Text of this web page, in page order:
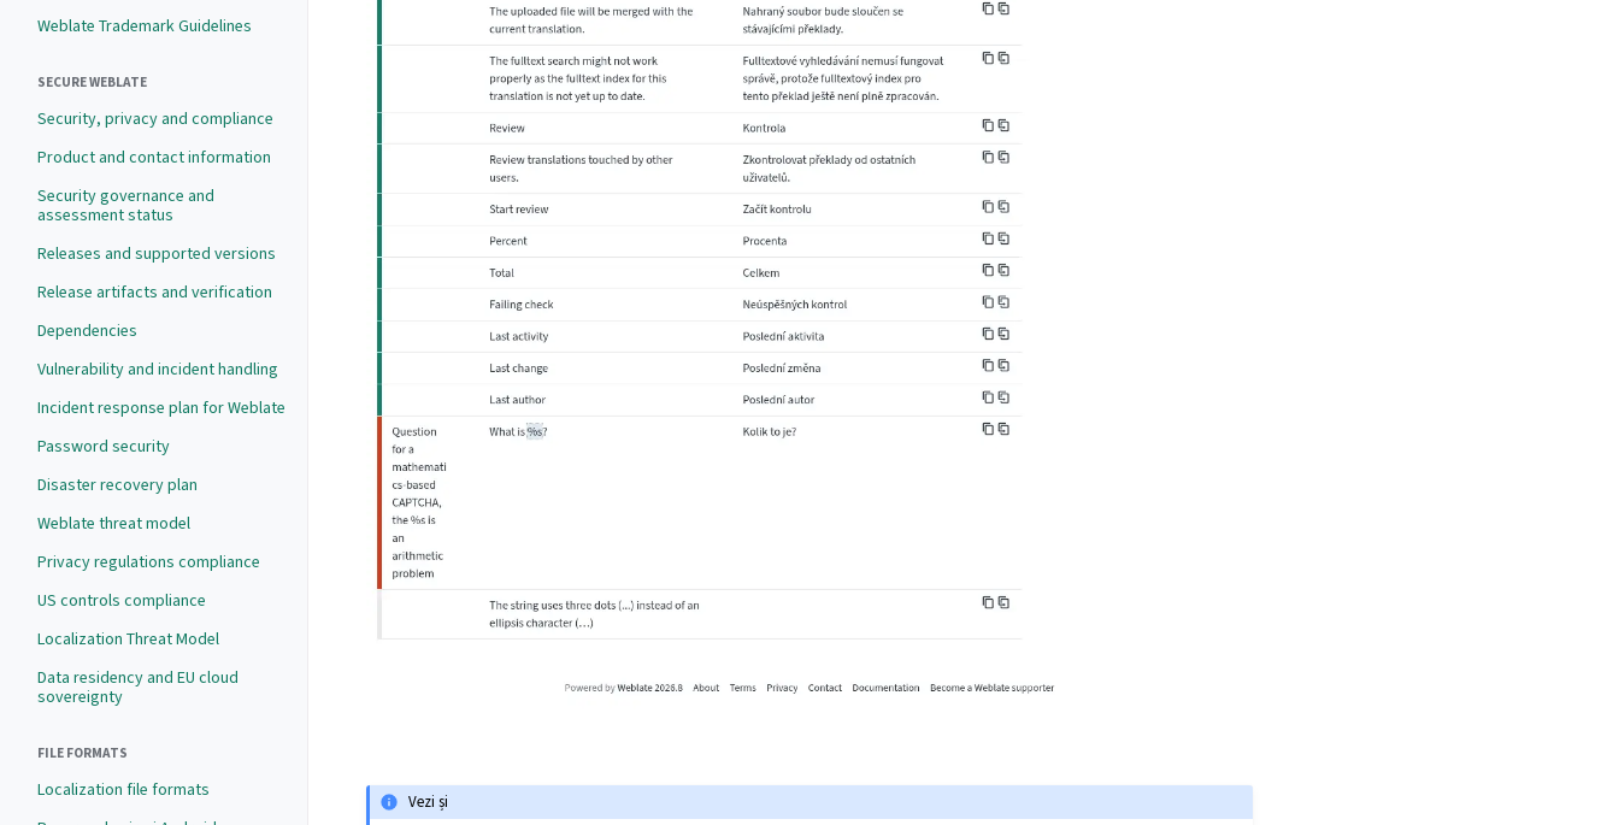
Weblate Trademark Guidelines
SECURE WEBLATE
Security, privacy and compliance
Product and contact information
Security governance and
assessment status
Releases and supported versions
Release artifacts and verification
Dependencies
Vulnerability and incident handling
Incident response plan for Weblate
Password security
Disaster recovery plan
Weblate threat model
Privacy regulations compliance
US controls compliance
Localization Threat Model
Data residency and EU cloud
sovereignty
FILE FORMATS
Localization file formats
Vezi și